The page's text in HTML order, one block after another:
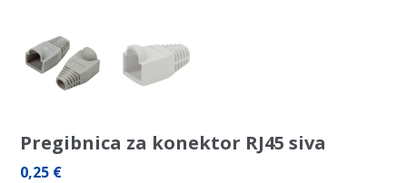
Pregibnica za konektor RJ45 siva
0,25 €